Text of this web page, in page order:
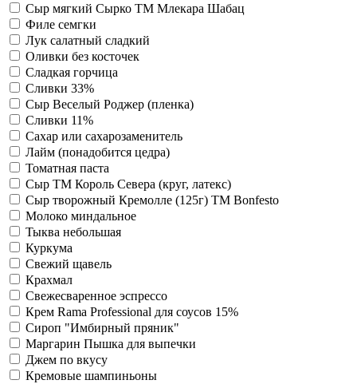
Сыр мягкий Сырко TM Млекара Шабац
Филе семгки
Лук салатный сладкий
Оливки без косточек
Сладкая горчица
Сливки 33%
Сыр Веселый Роджер (пленка)
Сливки 11%
Сахар или сахарозаменитель
Лайм (понадобится цедра)
Томатная паста
Сыр ТМ Король Севера (круг, латекс)
Сыр творожный Кремолле (125г) ТМ Bonfesto
Молоко миндальное
Тыква небольшая
Куркума
Свежий щавель
Крахмал
Свежесваренное эспрессо
Крем Rama Professional для соусов 15%
Сироп "Имбирный пряник"
Маргарин Пышка для выпечки
Джем по вкусу
Кремовые шампиньоны